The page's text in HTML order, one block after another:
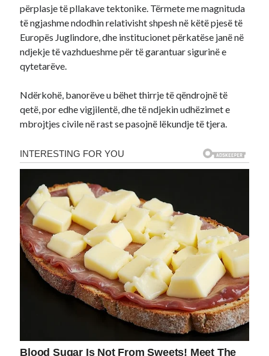
përplasje të pllakave tektonike. Tërmete me magnituda
të ngjashme ndodhin relativisht shpesh në këtë pjesë të
Europës Juglindore, dhe institucionet përkatëse janë në
ndjekje të vazhdueshme për të garantuar sigurinë e
qytetarëve.
Ndërkohë, banorëve u bëhet thirrje të qëndrojnë të
qetë, por edhe vigjilentë, dhe të ndjekin udhëzimet e
mbrojtjes civile në rast se pasojnë lëkundje të tjera.